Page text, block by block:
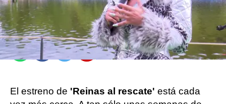
Carlota Galdón |
Josua García
Publicado:24 de junio de 2022, 16:34
WhatsappFacebookTwitterFlipboard
El estreno de 'Reinas al rescate' está cada